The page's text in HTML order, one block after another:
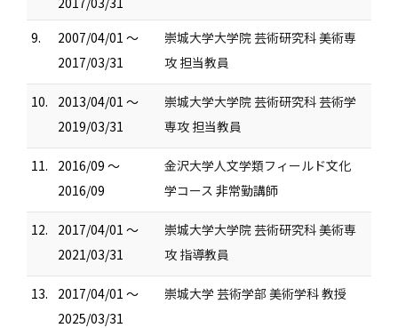
9.
2007/04/01 ～
2017/03/31
崇城大学大学院 芸術研究科 美術専
攻 担当教員
10.
2013/04/01 ～
2019/03/31
崇城大学大学院 芸術研究科 芸術学
専攻 担当教員
11.
2016/09 ～
2016/09
金沢大学人文学類フィールド文化
学コース 非常勤講師
12.
2017/04/01 ～
2021/03/31
崇城大学大学院 芸術研究科 美術専
攻 指導教員
13.
2017/04/01 ～
2025/03/31
崇城大学 芸術学部 美術学科 教授